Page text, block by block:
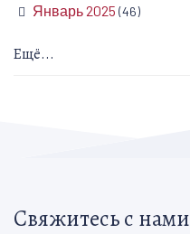
Январь 2025 (46)
Ещё...
Свяжитесь с нами